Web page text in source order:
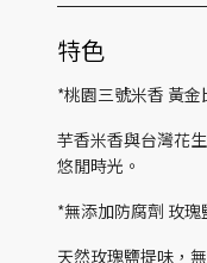
特色
*桃園三號米香 黃金
芋香米香與台灣花
悠閒時光。
*無添加防腐劑 玫瑰
天然玫瑰鹽提味，